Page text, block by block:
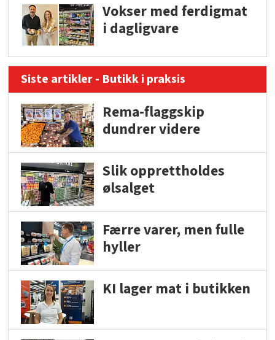
Vokser med ferdigmat
i dagligvare
Siste artikler - Butikk i praksis
Rema-flaggskip
dundrer videre
Slik opprettholdes
ølsalget
Færre varer, men fulle
hyller
KI lager mat i butikken